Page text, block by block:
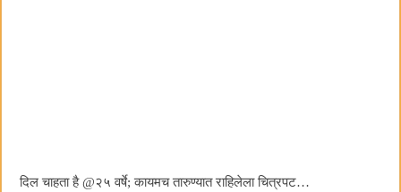
दिल चाहता है @२५ वर्षे; कायमच तारुण्यात राहिलेला चित्रपट…